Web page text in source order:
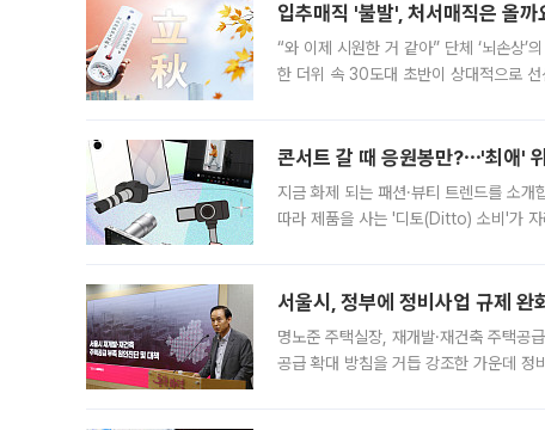
입추매직 '불발', 처서매직은 올
“와 이제 시원한 거 같아” 단체 ‘뇌손상
한 더위 속 30도대 초반이 상대적으로
콘서트 갈 때 응원봉만?⋯'최애'
지금 화제 되는 패션·뷰티 트렌드를 소
따라 제품을 사는 '디토(Ditto) 소비'가
서울시, 정부에 정비사업 규제
명노준 주택실장, 재개발·재건축 주택공
공급 확대 방침을 거듭 강조한 가운데 정